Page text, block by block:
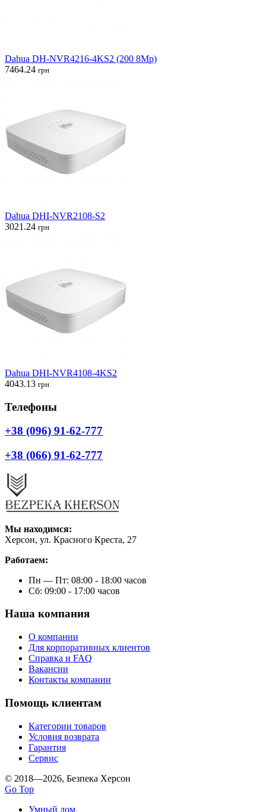
Dahua DH-NVR4216-4KS2 (200 8Mp)
7464.24 грн
Dahua DHI-NVR2108-S2
3021.24 грн
Dahua DHI-NVR4108-4KS2
4043.13 грн
Телефоны
+38 (096) 91-62-777
+38 (066) 91-62-777
Мы находимся:
Херсон, ул. Красного Креста, 27
Работаем:
Пн — Пт: 08:00 - 18:00 часов
Сб: 09:00 - 17:00 часов
Наша компания
О компании
Для корпоративных клиентов
Справка и FAQ
Вакансии
Контакты компании
Помощь клиентам
Категории товаров
Условия возврата
Гарантия
Сервис
© 2018—2026, Безпека Херсон
Go Top
Умный дом